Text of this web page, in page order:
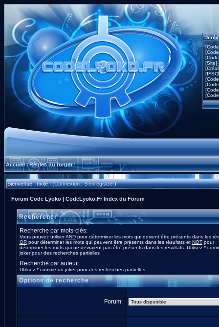
[Site]
Accueil|Règles du forum
Bienvenue, Invité ! (Connexion|S'enregistrer)
Forum Code Lyoko | CodeLyoko.Fr Index du Forum
Rechercher
Recherche par mots-clés:
Vous pouvez utiliserANDpour déterminer les mots qui doivent être présents dans les
ORpour déterminer les mots qui peuvent être présents dans les résultats et NOTpour
déterminer les mots qui ne devraient pas être présents dans les résultats. Utilisez *
joker pour des recherches partielles
Recherche par auteur:
Utilisez * comme un joker pour des recherches partielles
Options de recherche
Forum: